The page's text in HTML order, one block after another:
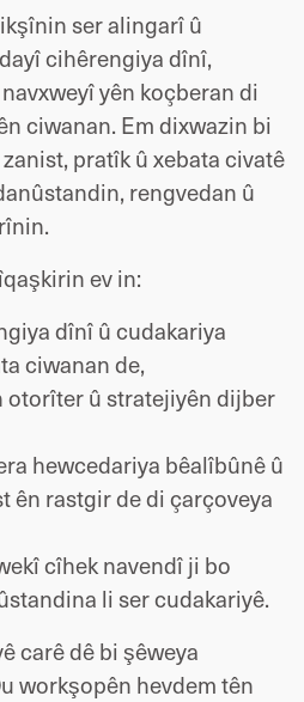
ser alingarî û
cihêrengiya dînî,
yên koçberan di
ciwanan. Em dixwazin bi
pratîk û xebata civatê
rengvedan û
ev in:
dînî û cudakariya
ciwanan de,
otorîter û stratejiyên dijber
hewcedariya bêalîbûnê û
ên rastgir de di çarçoveya
cîhek navendî ji bo
li ser cudakariyê.
carê dê bi şêweya
workşopên hevdem tên